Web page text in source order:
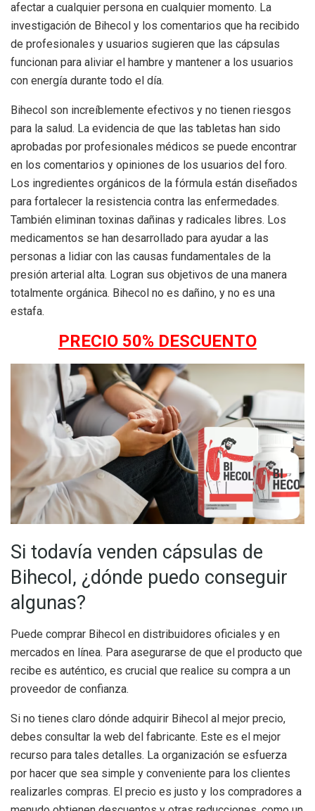
afectar a cualquier persona en cualquier momento. La
investigación de Bihecol y los comentarios que ha recibido
de profesionales y usuarios sugieren que las cápsulas
funcionan para aliviar el hambre y mantener a los usuarios
con energía durante todo el día.
Bihecol son increíblemente efectivos y no tienen riesgos
para la salud. La evidencia de que las tabletas han sido
aprobadas por profesionales médicos se puede encontrar
en los comentarios y opiniones de los usuarios del foro.
Los ingredientes orgánicos de la fórmula están diseñados
para fortalecer la resistencia contra las enfermedades.
También eliminan toxinas dañinas y radicales libres. Los
medicamentos se han desarrollado para ayudar a las
personas a lidiar con las causas fundamentales de la
presión arterial alta. Logran sus objetivos de una manera
totalmente orgánica. Bihecol no es dañino, y no es una
estafa.
PRECIO 50% DESCUENTO
Si todavía venden cápsulas de
Bihecol, ¿dónde puedo conseguir
algunas?
Puede comprar Bihecol en distribuidores oficiales y en
mercados en línea. Para asegurarse de que el producto que
recibe es auténtico, es crucial que realice su compra a un
proveedor de confianza.
Si no tienes claro dónde adquirir Bihecol al mejor precio,
debes consultar la web del fabricante. Este es el mejor
recurso para tales detalles. La organización se esfuerza
por hacer que sea simple y conveniente para los clientes
realizarles compras. El precio es justo y los compradores a